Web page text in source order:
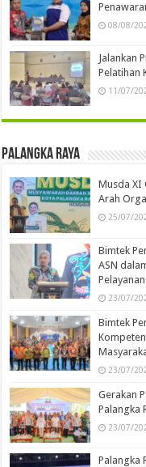
08/08/
Jalankan
Pelatihan
11/07/
Palangka Raya
Musda XI
Arah
25/07/
Bimtek
ASN
23/07/
Bimtek
23/07/
Gerakan
Palangka
23/07/
Palangka